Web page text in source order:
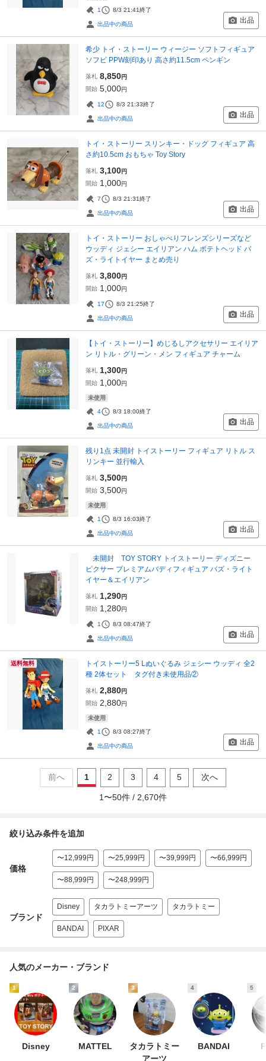
1 8/3 21:41終了
出品中の商品 出品
希少 トイ・ストーリー ウィージー ソフトフィギュア
ソフビ PPW刻印あり 高さ約11.5cm ペンギン
落札 8,850円
開始 5,000円
12 8/3 21:33終了
出品中の商品 出品
トイ・ストーリー スリンキー・ドッグ フィギュア 高
さ約10.5cm おもちゃ Toy Story
落札 3,100円
開始 1,000円
7 8/3 21:31終了
出品中の商品 出品
トイ・ストーリー おしゃべりフレンズシリーズなど
ウッディ ジェシー エイリアン ハム ポテトヘッド バ
ズ・ライトイヤー まとめ売り
落札 3,800円
開始 1,000円
17 8/3 21:25終了
出品中の商品 出品
【トイ・ストーリー】めじるしアクセサリー エイリア
ン リトル・グリーン・メン フィギュア チャーム
落札 1,300円
開始 1,000円
未使用
4 8/3 18:00終了
出品中の商品 出品
残り1点 未開封 トイストーリー フィギュア リトル ス
リンキー 並行輸入
落札 3,500円
開始 3,500円
未使用
1 8/3 16:03終了
出品中の商品 出品
未開封 TOY STORY トイストーリー ディズニー
ピクサー プレミアムバディフィギュア バズ・ライト
イヤー＆エイリアン
落札 1,290円
開始 1,280円
1 8/3 08:47終了
出品中の商品 出品
送料無料
トイストーリー5 Lぬいぐるみ ジェシー ウッディ 全2
種 2体セット タグ付き未使用品②
落札 2,880円
開始 2,880円
未使用
1 8/3 08:27終了
出品中の商品 出品
前へ 1 2 3 4 5 次へ
1 〜50件 / 2,670件
絞り込み条件を追加
価格
〜12,999円 〜25,999円 〜39,999円 〜66,999円
〜88,999円 〜248,999円
ブランド
Disney タカラトミーアーツ タカラトミー
BANDAI PIXAR
人気のメーカー・ブランド
1
Disney
2
MATTEL
3
タカラトミー
アーツ
4
BANDAI
5